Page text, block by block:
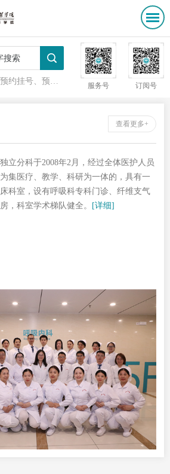
预约挂号、预防接种 服务号 订阅号
查看更多+
立分科于2008年2月，经过全体医护人员
集医疗、教学、科研为一体的，具有一
科室，设有呼吸科专科门诊、纤维支气
，科室学术梯队健全。
[详细]